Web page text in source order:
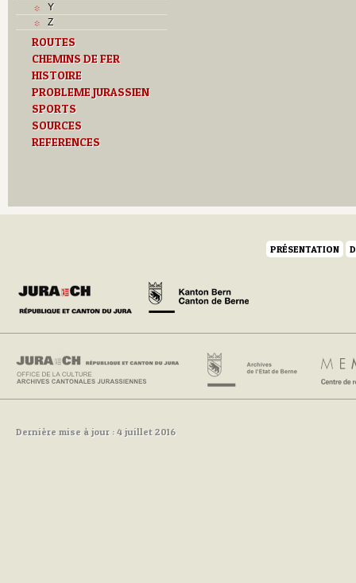
Y
Z
ROUTES
CHEMINS DE FER
HISTOIRE
PROBLEME JURASSIEN
SPORTS
SOURCES
REFERENCES
PRÉSENTATION
Dernière mise à jour : 4 juillet 2016